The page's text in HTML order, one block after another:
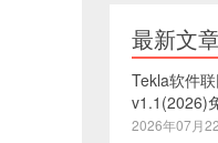
最新文章
Tekla软件
v1.1(2026)
2026年07月